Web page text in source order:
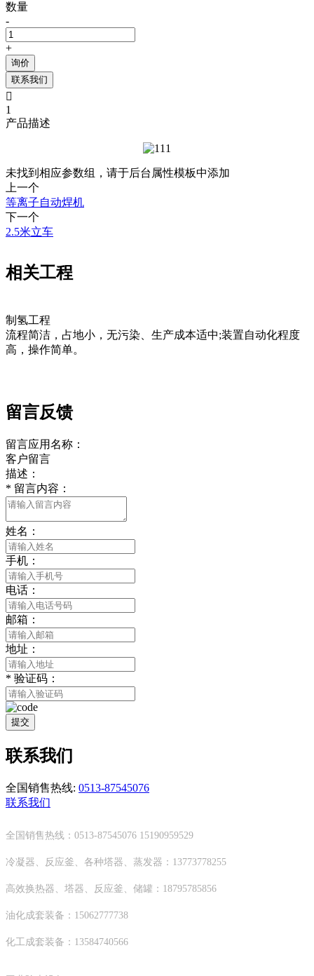
数量
-
+
询价
联系我们

1
产品描述
未找到相应参数组，请于后台属性模板中添加
上一个
等离子自动焊机
下一个
2.5米立车
相关工程
制氢工程
流程简洁，占地小，无污染、生产成本适中;装置自动化程度
高，操作简单。
留言反馈
留言应用名称：
客户留言
描述：
* 留言内容：
姓名：
手机：
电话：
邮箱：
地址：
* 验证码：
提交
联系我们
全国销售热线: 0513-87545076
联系我们
全国销售热线：0513-87545076 15190959529
冷凝器、反应釜、各种塔器、蒸发器：13773778255
高效换热器、塔器、反应釜、储罐：18795785856
油化成套装备：15062777738
化工成套装备：13584740566